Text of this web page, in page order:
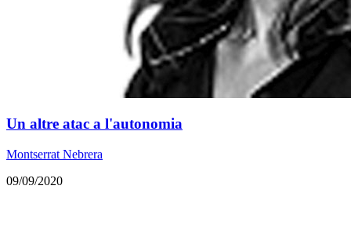
Un altre atac a l'autonomia
Montserrat Nebrera
09/09/2020